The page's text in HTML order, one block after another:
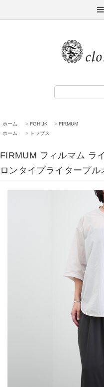
ホーム > FGHIJK > FIRMUM
ホーム
> トップス
FIRMUM フィルマム ラ
ロンタイプライタープ